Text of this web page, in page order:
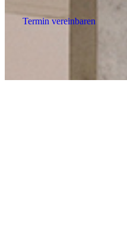
Termin vereinbaren